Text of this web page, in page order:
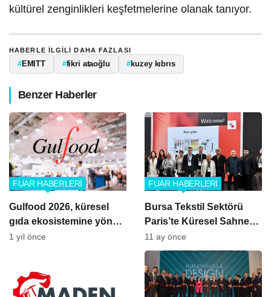
kültürel zenginlikleri keşfetmelerine olanak tanıyor.
HABERLE ILGILI DAHA FAZLASI
#EMITT #fikri ataoğlu #kuzey kıbrıs
Benzer Haberler
Gulfood 2026, küresel
gıda ekosistemine yön
verecek
FUAR HABERLERİ
1 yıl önce
Bursa Tekstil Sektörü
Paris’te Küresel Sahneye
Çıktı
FUAR HABERLERİ
11 ay önce